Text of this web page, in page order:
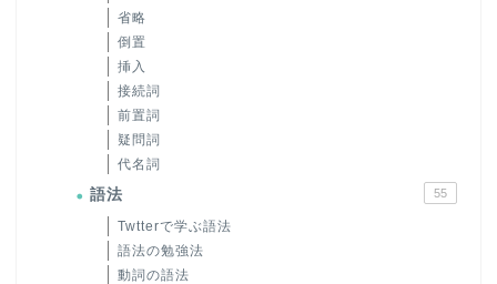
省略
倒置
挿入
接続詞
前置詞
疑問詞
代名詞
語法 55
Twtterで学ぶ語法
語法の勉強法
動詞の語法